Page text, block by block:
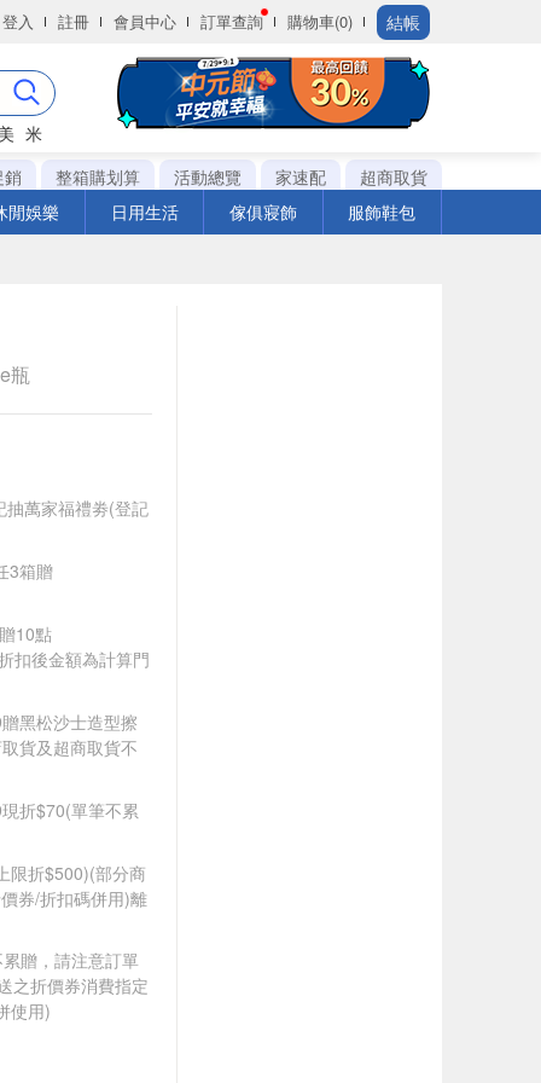
登入 註冊 會員中心 訂單查詢 購物車(0) 結帳
米
銷
整箱購划算 活動總覽 家速配
超商取貨
閒娛樂
日用生活 傢俱寢飾 服飾鞋包
瓶
萬家福禮劵(登記
3箱贈
10點
扣後金額為計算門
黑松沙士造型擦
貨及超商取貨不
折$70(單筆不累
限折$500)(部分商
券/折扣碼併用)離
贈，請注意訂單
之折價券消費指定
使用)